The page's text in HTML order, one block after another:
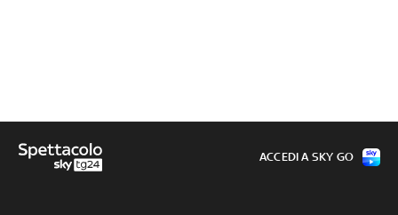
ACCEDI A SKY GO